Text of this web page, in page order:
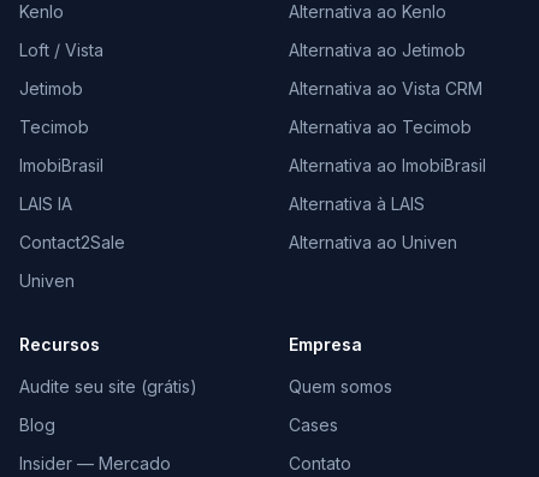
Kenlo
Loft / Vista
Jetimob
Tecimob
ImobiBrasil
LAIS IA
Contact2Sale
Univen
Alternativa ao Kenlo
Alternativa ao Jetimob
Alternativa ao Vista CRM
Alternativa ao Tecimob
Alternativa ao ImobiBrasil
Alternativa à LAIS
Alternativa ao Univen
Recursos
Audite seu site (grátis)
Blog
Insider — Mercado
Empresa
Quem somos
Cases
Contato